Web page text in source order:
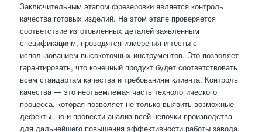
Заключительным этапом фрезеровки является контроль
качества готовых изделий. На этом этапе проверяется
соответствие изготовленных деталей заявленным
спецификациям, проводятся измерения и тесты с
использованием высокоточных инструментов. Это позволяет
гарантировать, что конечный продукт будет соответствовать
всем стандартам качества и требованиям клиента. Контроль
качества — это неотъемлемая часть технологического
процесса, которая позволяет не только выявить возможные
дефекты, но и провести анализ всей цепочки производства
для дальнейшего повышения эффективности работы завода.